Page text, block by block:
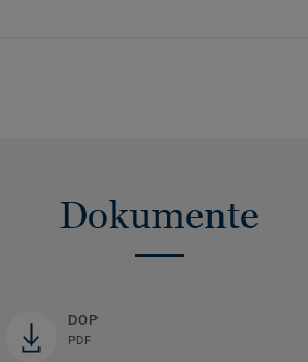
Dokumente
DOP
PDF